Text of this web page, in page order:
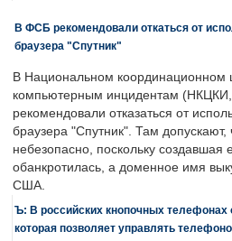
В ФСБ рекомендовали откаться от
браузера "Спутник"
В Национальном координационном
компьютерным инцидентам (НКЦКИ,
рекомендовали отказаться от
браузера "Спутник". Там допускают,
небезопасно, поскольку создавшая
обанкротилась, а доменное имя
США.
Ъ: В российских кнопочных телефонах
которая позволяет управлять